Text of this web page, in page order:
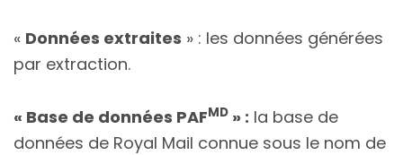
« Données extraites » : les données générées
par extraction.
« Base de données PAFMD » : la base de
données de Royal Mail connue sous le nom de